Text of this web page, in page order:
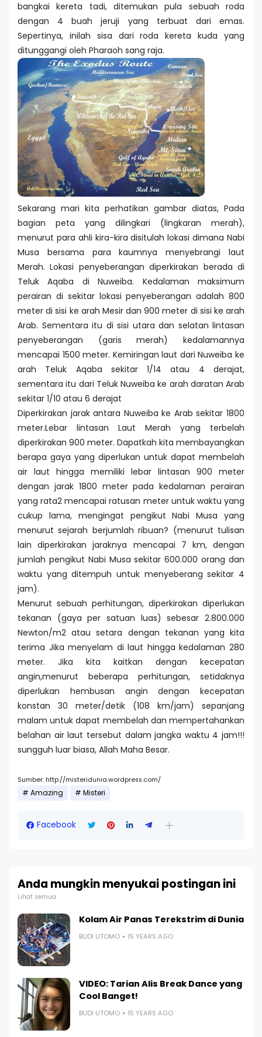
bangkai kereta tadi, ditemukan pula sebuah roda
dengan 4 buah jeruji yang terbuat dari emas.
Sepertinya, inilah sisa dari roda kereta kuda yang
ditunggangi oleh Pharaoh sang raja.
Sekarang mari kita perhatikan gambar diatas, Pada
bagian peta yang dilingkari (lingkaran merah),
menurut para ahli kira-kira disitulah lokasi dimana Nabi
Musa bersama para kaumnya menyebrangi laut
Merah. Lokasi penyeberangan diperkirakan berada di
Teluk Aqaba di Nuweiba. Kedalaman maksimum
perairan di sekitar lokasi penyeberangan adalah 800
meter di sisi ke arah Mesir dan 900 meter di sisi ke arah
Arab. Sementara itu di sisi utara dan selatan lintasan
penyeberangan (garis merah) kedalamannya
mencapai 1500 meter. Kemiringan laut dari Nuweiba ke
arah Teluk Aqaba sekitar 1/14 atau 4 derajat,
sementara itu dari Teluk Nuweiba ke arah daratan Arab
sekitar 1/10 atau 6 derajat
Diperkirakan jarak antara Nuweiba ke Arab sekitar 1800
meter.Lebar lintasan Laut Merah yang terbelah
diperkirakan 900 meter. Dapatkah kita membayangkan
berapa gaya yang diperlukan untuk dapat membelah
air laut hingga memiliki lebar lintasan 900 meter
dengan jarak 1800 meter pada kedalaman perairan
yang rata2 mencapai ratusan meter untuk waktu yang
cukup lama, mengingat pengikut Nabi Musa yang
menurut sejarah berjumlah ribuan? (menurut tulisan
lain diperkirakan jaraknya mencapai 7 km, dengan
jumlah pengikut Nabi Musa sekitar 600.000 orang dan
waktu yang ditempuh untuk menyeberang sekitar 4
jam).
Menurut sebuah perhitungan, diperkirakan diperlukan
tekanan (gaya per satuan luas) sebesar 2.800.000
Newton/m2 atau setara dengan tekanan yang kita
terima Jika menyelam di laut hingga kedalaman 280
meter. Jika kita kaitkan dengan kecepatan
angin,menurut beberapa perhitungan, setidaknya
diperlukan hembusan angin dengan kecepatan
konstan 30 meter/detik (108 km/jam) sepanjang
malam untuk dapat membelah dan mempertahankan
belahan air laut tersebut dalam jangka waktu 4 jam!!!
sungguh luar biasa, Allah Maha Besar.
Sumber: http://misteridunia.wordpress.com/
Amazing Misteri
Facebook
Anda mungkin menyukai postingan ini
Lihat semua
Kolam Air Panas Terekstrim di Dunia
BUDI UTOMO 15 YEARS AGO
VIDEO: Tarian Alis Break Dance yang
Cool Banget!
BUDI UTOMO 15 YEARS AGO